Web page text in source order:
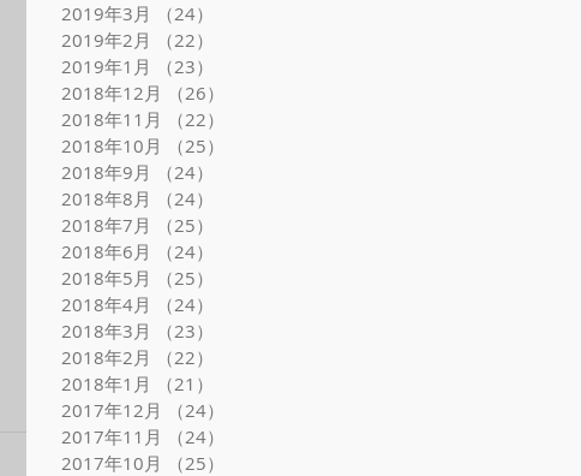
2019年3月
（24）
2019年2月
（22）
2019年1月
（23）
2018年12月
（26）
2018年11月
（22）
2018年10月
（25）
2018年9月
（24）
2018年8月
（24）
2018年7月
（25）
2018年6月
（24）
2018年5月
（25）
2018年4月
（24）
2018年3月
（23）
2018年2月
（22）
2018年1月
（21）
2017年12月
（24）
2017年11月
（24）
2017年10月
（25）